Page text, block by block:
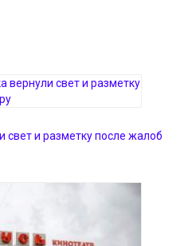
свет и разметку после жалоб